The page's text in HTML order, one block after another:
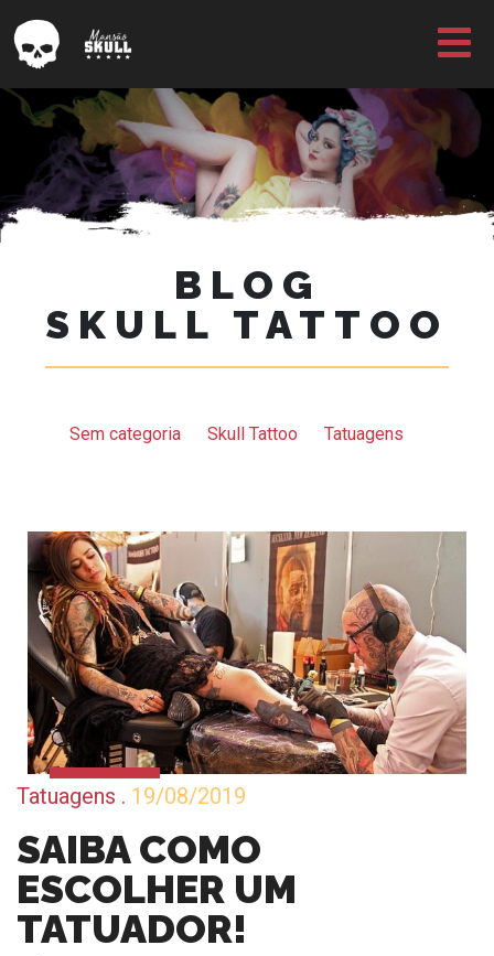
BLOG
SKULL TATTOO
Sem categoria Skull Tattoo Tatuagens
Tatuagens . 19/08/2019
SAIBA COMO
ESCOLHER UM
TATUADOR!